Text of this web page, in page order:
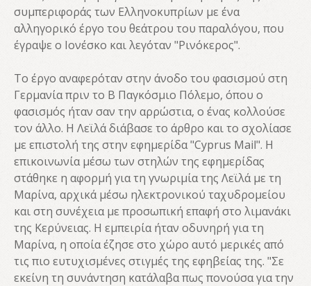
συμπεριφοράς των Ελληνοκυπρίων με ένα
αλληγορικό έργο του θεάτρου του παραλόγου, που
έγραψε ο Ιονέσκο και λεγόταν "Ρινόκερος".
Το έργο αναφερόταν στην άνοδο του φασισμού στη
Γερμανία πριν το Β Παγκόσμιο Πόλεμο, όπου ο
φασισμός ήταν σαν την αρρώστια, ο ένας κολλούσε
τον άλλο. Η Λεϊλά διάβασε το άρθρο και το σχολίασε
με επιστολή της στην εφημερίδα "Cyprus Mail". Η
επικοινωνία μέσω των στηλών της εφημερίδας
στάθηκε η αφορμή για τη γνωριμία της Λεϊλά με τη
Μαρίνα, αρχικά μέσω ηλεκτρονικού ταχυδρομείου
και στη συνέχεια με προσωπική επαφή στο λιμανάκι
της Κερύνειας. Η εμπειρία ήταν οδυνηρή για τη
Μαρίνα, η οποία έζησε στο χώρο αυτό μερικές από
τις πιο ευτυχισμένες στιγμές της εφηβείας της. "Σε
εκείνη τη συνάντηση κατάλαβα πως πονούσα για την